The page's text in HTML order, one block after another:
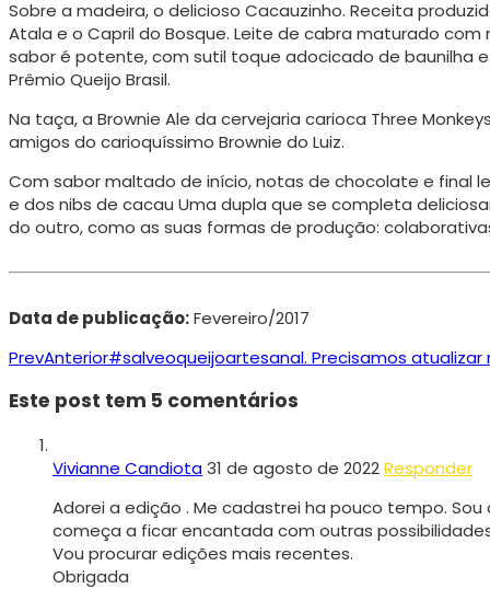
Sobre a madeira, o delicioso Cacauzinho. Receita
Atala e o Capril do Bosque. Leite de cabra maturado
sabor é potente, com sutil toque adocicado de baunilha
Prêmio Queijo Brasil.
Na taça, a Brownie Ale da cervejaria carioca Three
amigos do carioquíssimo Brownie do Luiz.
Com sabor maltado de início, notas de chocolate e final
e dos nibs de cacau Uma dupla que se completa
do outro, como as suas formas de produção:
Data de publicação:Fevereiro/2017
PrevAnterior#salveoqueijoartesanal. Precisamos atualizar
Este post tem 5 comentários
Vivianne Candiota31 de agosto de 2022Responder
Adorei a edição . Me cadastrei ha pouco tempo.
começa a ficar encantada com outras
Vou procurar edições mais recentes.
Obrigada